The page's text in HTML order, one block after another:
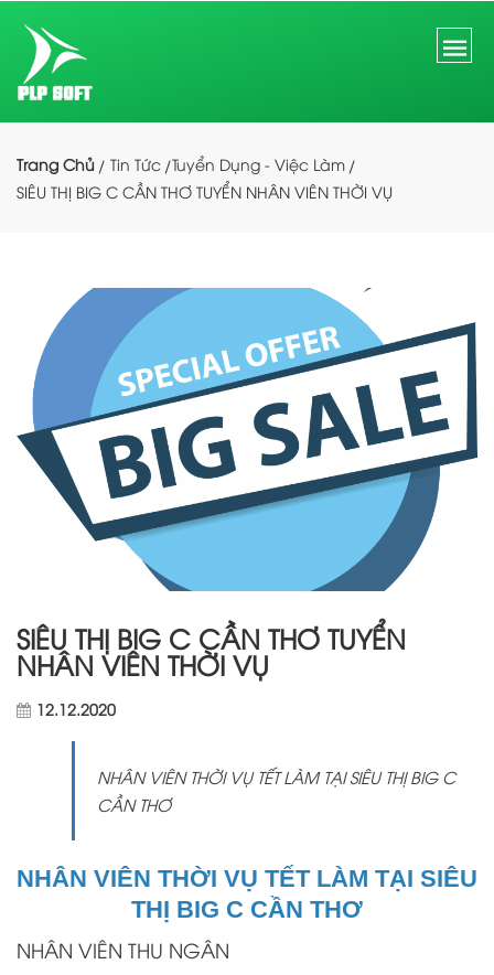
Trang Chủ Tin Tức Tuyển Dụng - Việc Làm
SIÊU THỊ BIG C CẦN THƠ TUYỂN NHÂN VIÊN THỜI VỤ
SIÊU THỊ BIG C CẦN THƠ TUYỂN
NHÂN VIÊN THỜI VỤ
12.12.2020
NHÂN VIÊN THỜI VỤ TẾT LÀM TẠI SIÊU THỊ BIG C
CẦN THƠ
NHÂN VIÊN THỜI VỤ TẾT LÀM TẠI SIÊU
THỊ BIG C CẦN THƠ
NHÂN VIÊN THU NGÂN